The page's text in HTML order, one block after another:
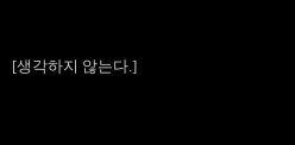
[생각하지 않는다.]